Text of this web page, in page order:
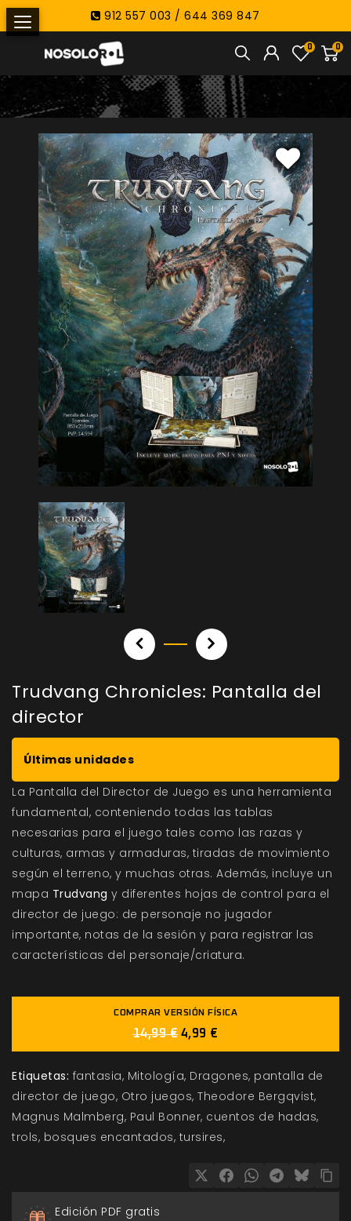
912 557 003 / 644 369 847
0
0
Trudvang Chronicles: Pantalla del
director
Últimas unidades
La Pantalla del Director de Juego es una herramienta
fundamental, conteniendo todas las tablas
necesarias para el juego tales como las razas y
culturas, armas y armaduras, tiradas de movimiento
según el terreno, y muchas otras. Además, incluye un
mapa Trudvang y diferentes hojas de control para el
director de juego: de personaje no jugador
importante, notas de la sesión y para registrar las
características del personaje/criatura.
COMPRAR VERSIÓN FÍSICA
14,99 € 4,99 €
Etiquetas: fantasia Mitología Dragones pantalla de
director de juego Otro juegos Theodore Bergqvist
Magnus Malmberg Paul Bonner cuentos de hadas
trols bosques encantados tursires
Edición PDF gratis